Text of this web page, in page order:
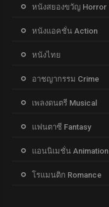
หนังสยองขวัญ Horror
หนังแอคชั่น Action
หนังไทย
อาชญากรรม Crime
เพลงดนตรี Musical
แฟนตาซี Fantasy
แอนนิเมชั่น Animation
โรแมนติก Romance